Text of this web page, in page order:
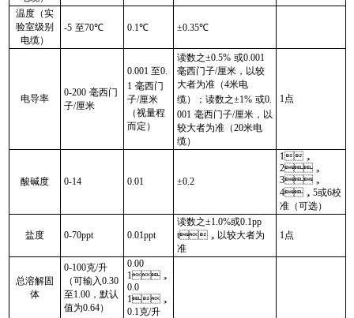
温度（实
验室级别
电缆）
-5 至70℃ 0.1℃ ±0.35℃
电导率
0-200 毫西门
子/厘米
0.001 至0.
1 毫西门
子/厘米
（视量程
而定）
读数之±0.5% 或0.001
毫西门子/厘米，以较
大者为准（4米电
缆）；读数之±1% 或0.
001 毫西门子/厘米，以
较大者为准（20米电
缆）
1 点
酸碱度 0-14 0.01 ±0.2
1，
2，
3，
4， 5或6校
准（可选）
盐度 0-70ppt 0.01ppt
读数之±1.0%或0.1pp
t，以较大者为
准
1 点
总溶解固
体
0-100克/升
（可输入 0.30
至1.00，默认
值为0.64）
0.00
1，
0.0
1，
0.1克/升